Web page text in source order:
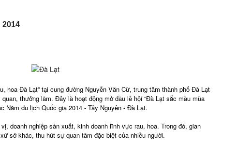
2014
hoa Đà Lạt” tại cung đường Nguyễn Văn Cừ, trung tâm thành phố Đà Lạt
thưởng lãm. Đây là hoạt động mở đầu lễ hội “Đà Lạt sắc màu mùa
Năm du lịch Quốc gia 2014 - Tây Nguyên - Đà Lạt.
doanh nghiệp sản xuất, kinh doanh lĩnh vực rau, hoa. Trong đó, gian
sở khác, thu hút sự quan tâm đặc biệt của nhiều người.